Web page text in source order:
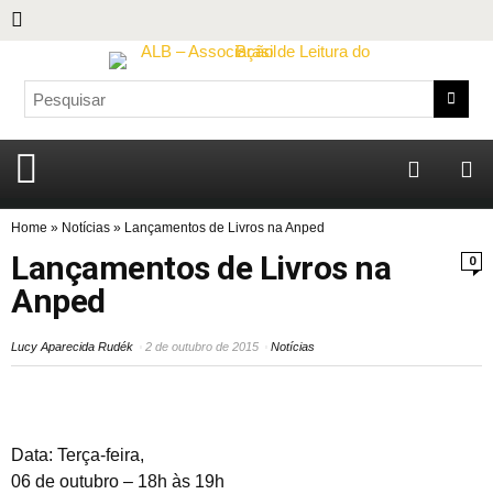
Home » Notícias » Lançamentos de Livros na Anped
0
Lançamentos de Livros na
Anped
Lucy Aparecida Rudék 2 de outubro de 2015 Notícias
Data: Terça-feira,
06 de outubro – 18h às 19h